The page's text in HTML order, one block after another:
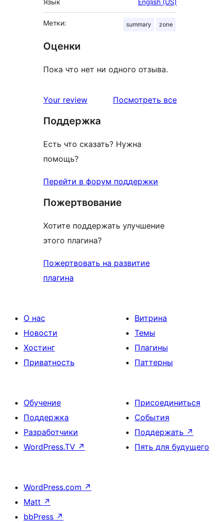
Метки: summary zone
Оценки
Пока что нет ни одного отзыва.
Your review Посмотреть всеотзывы
Поддержка
Есть что сказать? Нужна
помощь?
Перейти в форум поддержки
Пожертвование
Хотите поддержать улучшение
этого плагина?
Пожертвовать на развитие
плагина
О нас
Новости
Хостинг
Приватность
Витрина
Темы
Плагины
Паттерны
Обучение
Поддержка
Разработчики
WordPress.TV ↗
Присоединиться
События
Поддержать ↗
Пять для будущего
WordPress.com ↗
Matt ↗
bbPress ↗